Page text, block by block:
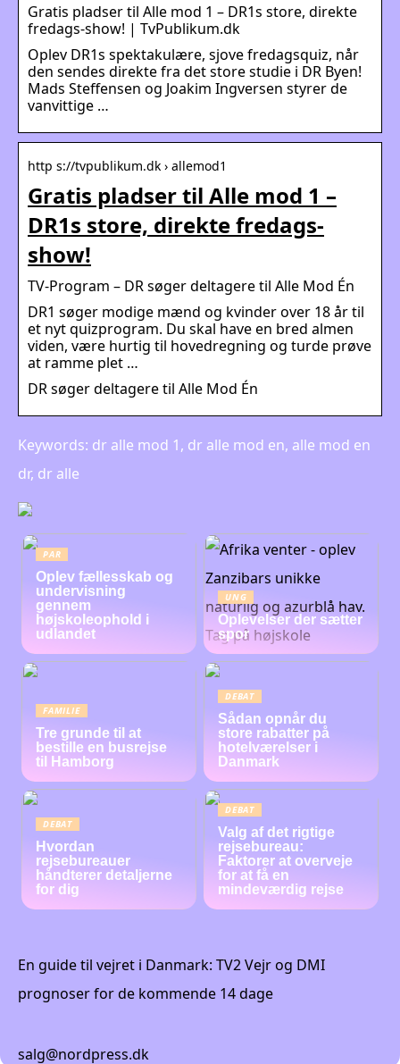
Gratis pladser til Alle mod 1 – DR1s store, direkte
fredags-show! | TvPublikum.dk
Oplev DR1s spektakulære, sjove fredagsquiz, når
den sendes direkte fra det store studie i DR Byen!
Mads Steffensen og Joakim Ingversen styrer de
vanvittige …
http s://tvpublikum.dk › allemod1
Gratis pladser til Alle mod 1 –
DR1s store, direkte fredags-
show!
TV-Program – DR søger deltagere til Alle Mod Én
DR1 søger modige mænd og kvinder over 18 år til
et nyt quizprogram. Du skal have en bred almen
viden, være hurtig til hovedregning og turde prøve
at ramme plet …
DR søger deltagere til Alle Mod Én
Keywords: dr alle mod 1, dr alle mod en, alle mod en
dr, dr alle
PAR
Oplev fællesskab og
undervisning
gennem
højskoleophold i
udlandet
UNG
Oplevelser der sætter
spor
FAMILIE
Tre grunde til at
bestille en busrejse
til Hamborg
DEBAT
Sådan opnår du
store rabatter på
hotelværelser i
Danmark
DEBAT
Hvordan
rejsebureauer
håndterer detaljerne
for dig
DEBAT
Valg af det rigtige
rejsebureau:
Faktorer at overveje
for at få en
mindeværdig rejse
En guide til vejret i Danmark: TV2 Vejr og DMI
prognoser for de kommende 14 dage
salg@nordpress.dk